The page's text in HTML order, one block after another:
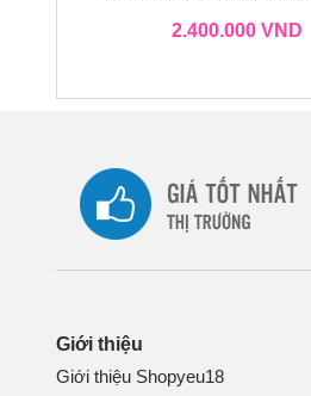
2.400.000 VND
Giới thiệu
Giới thiệu Shopyeu18